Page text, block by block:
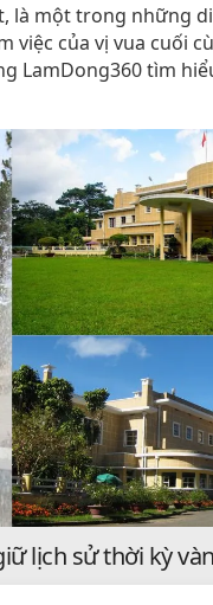
là một trong những
việc của vị vua cuối
LamDong360 tìm
lịch sử thời kỳ